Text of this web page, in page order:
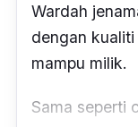
Wardah
dengan
mampu milik.
Sama seperti